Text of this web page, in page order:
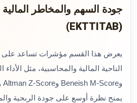
جودة السهم والمخاطر
(EKTTITAB)
يعرض هذا القسم مؤشرات تساعد على
يمنح نظرة أوسع على جودة الربحية